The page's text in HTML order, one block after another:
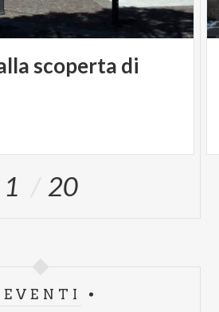
scoperta di
1 20
EVENTI